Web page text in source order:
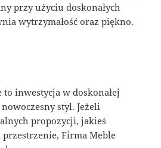
przy użyciu doskonałych
wytrzymałość oraz piękno.
inwestycja w doskonałej
styl. Jeżeli
propozycji, jakieś
Firma Meble